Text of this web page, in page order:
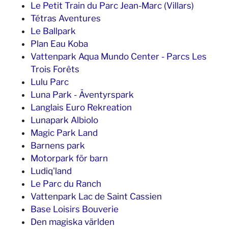
Le Petit Train du Parc Jean-Marc (Villars)
Tétras Aventures
Le Ballpark
Plan Eau Koba
Vattenpark Aqua Mundo Center - Parcs Les
Trois Forêts
Lulu Parc
Luna Park - Äventyrspark
Langlais Euro Rekreation
Lunapark Albiolo
Magic Park Land
Barnens park
Motorpark för barn
Ludiq'land
Le Parc du Ranch
Vattenpark Lac de Saint Cassien
Base Loisirs Bouverie
Den magiska världen